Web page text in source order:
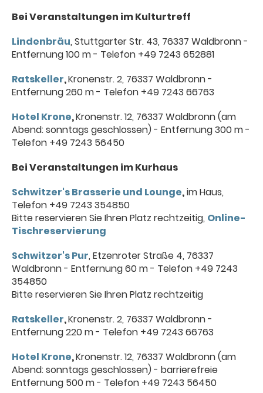
Bei Veranstaltungen im Kulturtreff
Lindenbräu, Stuttgarter Str. 43, 76337 Waldbronn -
Entfernung 100 m - Telefon +49 7243 652881
Ratskeller,Kronenstr. 2, 76337 Waldbronn -
Entfernung 260 m - Telefon +49 7243 66763
Hotel Krone,Kronenstr. 12, 76337 Waldbronn (am
Abend: sonntags geschlossen) - Entfernung 300 m -
Telefon +49 7243 56450
Bei Veranstaltungen im Kurhaus
Schwitzer's Brasserie und Lounge,im Haus,
Telefon +49 7243 354850
Bitte reservieren Sie Ihren Platz rechtzeitig, Online-
Tischreservierung
Schwitzer's Pur, Etzenroter Straße 4, 76337
Waldbronn - Entfernung 60 m - Telefon +49 7243
354850
Bitte reservieren Sie Ihren Platz rechtzeitig
Ratskeller,Kronenstr. 2, 76337 Waldbronn -
Entfernung 220 m - Telefon +49 7243 66763
Hotel Krone,Kronenstr. 12, 76337 Waldbronn (am
Abend: sonntags geschlossen) - barrierefreie
Entfernung 500 m - Telefon +49 7243 56450